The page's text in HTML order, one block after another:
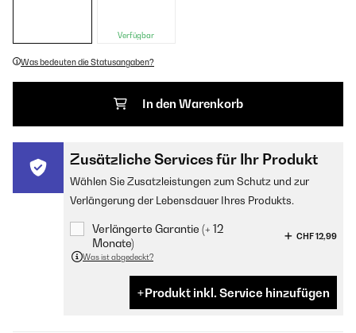
Verfügbar
Was bedeuten die Statusangaben?
In den Warenkorb
Zusätzliche Services für Ihr Produkt
Wählen Sie Zusatzleistungen zum Schutz und zur
Verlängerung der Lebensdauer Ihres Produkts.
Verlängerte Garantie (+ 12
Monate)
CHF 12,99
Was ist abgedeckt?
Produkt inkl. Service hinzufügen